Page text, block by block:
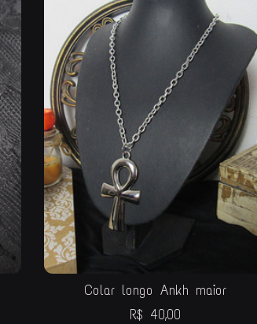
Colar longo Ankh maior
R$ 40,00